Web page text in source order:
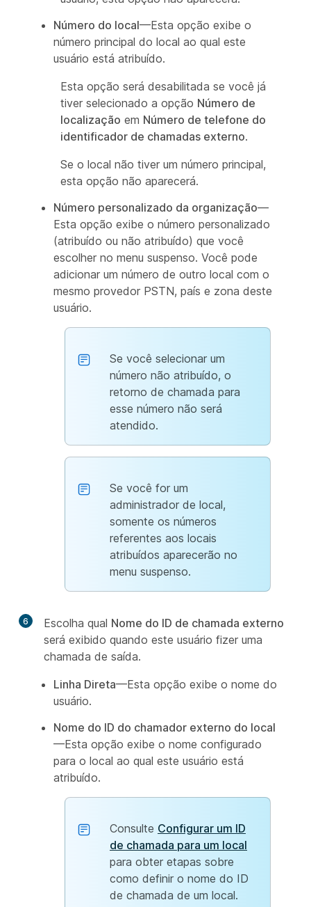
Número do local—Esta opção exibe o
número principal do local ao qual este
usuário está atribuído.
Esta opção será desabilitada se você já
tiver selecionado a opção Número de
localização em Número de telefone do
identificador de chamadas externo.
Se o local não tiver um número principal,
esta opção não aparecerá.
Número personalizado da organização—
Esta opção exibe o número personalizado
(atribuído ou não atribuído) que você
escolher no menu suspenso. Você pode
adicionar um número de outro local com o
mesmo provedor PSTN, país e zona deste
usuário.
Se você selecionar um
número não atribuído, o
retorno de chamada para
esse número não será
atendido.
Se você for um
administrador de local,
somente os números
referentes aos locais
atribuídos aparecerão no
menu suspenso.
6 Escolha qual Nome do ID de chamada externo
será exibido quando este usuário fizer uma
chamada de saída.
Linha Direta—Esta opção exibe o nome do
usuário.
Nome do ID do chamador externo do local
—Esta opção exibe o nome configurado
para o local ao qual este usuário está
atribuído.
Consulte Configurar um ID
de chamada para um local
para obter etapas sobre
como definir o nome do ID
de chamada de um local.